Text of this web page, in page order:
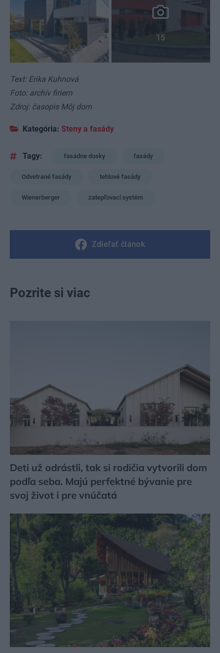
15
Text: Erika Kuhnová
Foto: archív firiem
Zdroj: časopis Môj dom
Kategória: Steny a fasády
Tagy: fasádne dosky fasády
Odvetrané fasády tehlové fasády
Wienerberger zatepľovací systém
Zdieľať článok
Pozrite si viac
Deti už odrástli, tak si rodičia vytvorili dom
podľa seba. Majú perfektné bývanie pre
svoj život i pre vnúčatá